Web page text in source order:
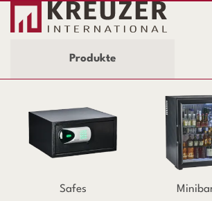
Produkte
Safes